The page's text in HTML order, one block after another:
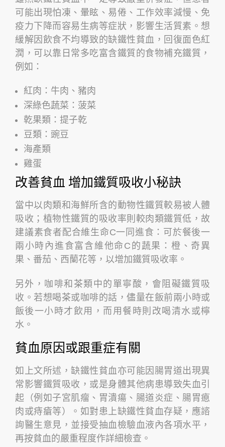
可能出現怕凍、暈眩、易倦、工作效率減慢、免
疫力下降而容易生病等症狀，影響生活質素。想
緩解因飲食不均導致的缺鐵性貧血，回復面色紅
潤，可以靠日常多吃富含鐵質的食物補充鐵質，
例如：
紅肉：牛肉、豬肉
深綠色蔬菜：菠菜
乾果類：提子乾
豆類：豌豆
海產類
雞蛋
改善貧血 增加鐵質吸收小秘訣
當中以肉類和海鮮所含的動物性鐵質較易被人體
吸收；植物性鐵質的吸收率則較肉類鐵質低，故
建議素食者配合維生命C一同進食：可於餐後一
兩小時內進食富含維他命C的蔬果：橙、奇異
果、番茄、西蘭花等，以增加鐵質吸收率。
另外，咖啡和茶類中的單寧酸，會阻礙鐵質吸
收。若想喝茶或咖啡的話，儘量在飯前兩小時或
飯後一小時才飲用，而用餐時則改喝清水或檸
水。
貧血原因或跟重症有關
如上文所述，缺鐵性貧血亦可能因腸胃道出現異
常影響鐵質吸收，或是身體其他病患導致失血引
起（例如子宮肌瘤、胃潰瘍、腸道炎症、腸胃瘜
肉或痔瘡等）。如對患上缺鐵性貧血存疑，應諮
詢醫生意見，並接受抽血檢驗血液內各項水平，
再按貧血的嚴重程度作詳細檢查。